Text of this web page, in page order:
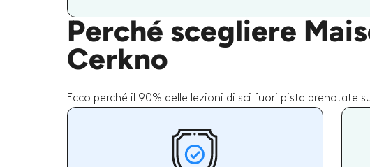
Perché scegliere
Cerkno
Ecco perché il 90% delle lezioni di sci fuori pista prenotate